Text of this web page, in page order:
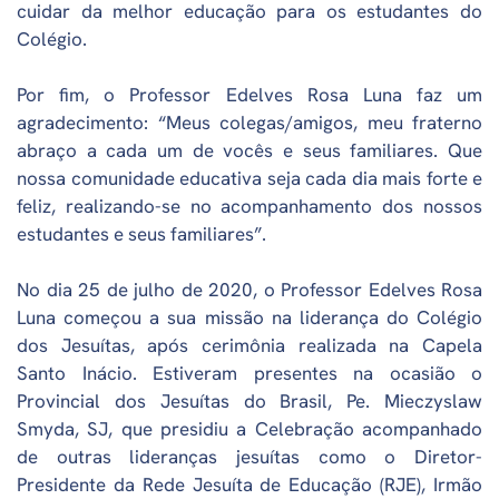
cuidar da melhor educação para os estudantes do
Colégio.
Por fim, o Professor Edelves Rosa Luna faz um
agradecimento: “Meus colegas/amigos, meu fraterno
abraço a cada um de vocês e seus familiares. Que
nossa comunidade educativa seja cada dia mais forte e
feliz, realizando-se no acompanhamento dos nossos
estudantes e seus familiares”.
No dia 25 de julho de 2020, o Professor Edelves Rosa
Luna começou a sua missão na liderança do Colégio
dos Jesuítas, após cerimônia realizada na Capela
Santo Inácio. Estiveram presentes na ocasião o
Provincial dos Jesuítas do Brasil, Pe. Mieczyslaw
Smyda, SJ, que presidiu a Celebração acompanhado
de outras lideranças jesuítas como o Diretor-
Presidente da Rede Jesuíta de Educação (RJE), Irmão